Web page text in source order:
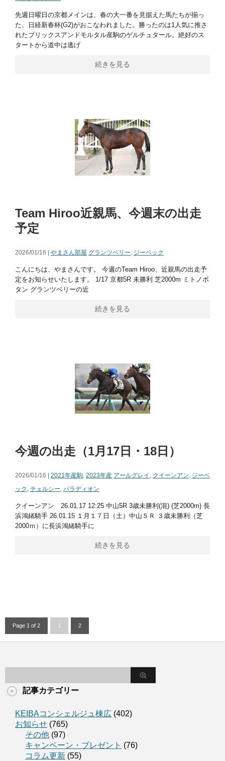
先週日曜日の京都メインは、春の大一番を見据えた馬たちが揃っ
た、日経新春杯(G2)がおこなわれました。勝ったのは1人気に推さ
れたブリックスアンドモルタル産駒のゲルチュタール。絶好のス
タートから道中は逃げ
続きを見る
Team Hiroo近親馬、今週末の出走
予定
2026/01/16 | やまさん部屋 グランツベリー ジーベック
こんにちは、やまさんです。 今週のTeam Hiroo、近親馬の出走予
定をお知らせいたします。 1/17 京都5R 未勝利 芝2000m ミトノボ
タン グランツベリーの近
続きを見る
今週の出走（1月17日・18日）
2026/01/16 | 2021年産駒 2023年産 アールグレイ クイーンアン ジーベ
ック チェルシー パラディオン
クイーンアン 26.01.17 12:25 中山5R 3歳未勝利(混) (芝2000m) 長
浜鴻緒騎手 26.01.15 １月１７日（土）中山５Ｒ ３歳未勝利（芝
2000ｍ）に長浜鴻緒騎手に
続きを見る
Page 1 of 2 1 2
記事カテゴリー
KEIBAコンシェルジュ棟広 (402)
お知らせ (765)
その他 (97)
キャンペーン・プレゼント (76)
コラム更新 (55)